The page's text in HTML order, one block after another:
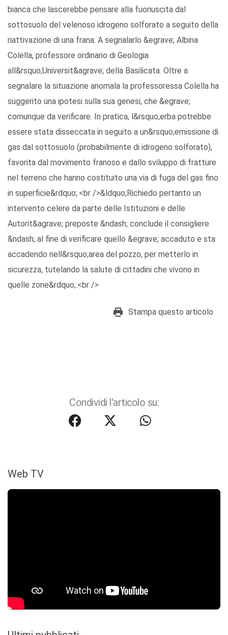
bianca che lascerebbe pensare alla fuoriuscita dal
sottosuolo del velenoso idrogeno solforato a seguito della
riattivazione di una frana. A segnalarlo &egrave; Albina
Colella, professore ordinario di Geologia
all&rsquo;Universit&agrave; della Basilicata. Oltre a
segnalare la situazione anomala la professoressa Colella ha
suggerito una ipotesi sulla sua genesi, che &egrave;
comunque da verificare. In pratica, l&rsquo;erba potrebbe
essere stata disseccata in seguito a un&rsquo;emissione di
gas dal sottosuolo (probabilmente di idrogeno solforato),
favorita dal movimento franoso e dallo sviluppo di fratture
nel terreno che hanno costituito una via di fuga del gas fino
in superficie&rdquo;.<br />&ldquo;Richiedo pertanto un
intervento celere da parte delle Istituzioni e delle
Autorit&agrave; preposte &ndash; conclude il consigliere
&ndash; al fine di verificare quello &egrave; accaduto e sta
accadendo nell&rsquo;area del pozzo, per metterlo in
sicurezza, tutelando la salute di cittadini che vivono in
quelle zone&rdquo;.<br />
Stampa questo articolo
Condividi l'articolo su:
Web TV